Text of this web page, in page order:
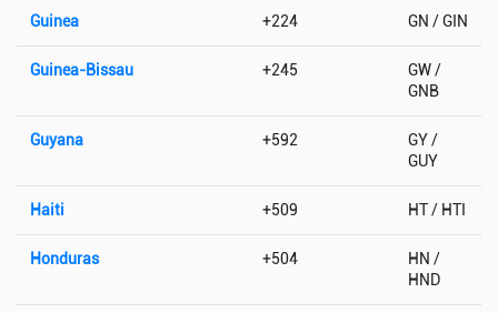
Guinea +224 GN / GIN
Guinea-Bissau +245
GW /
GNB
Guyana +592
GY /
GUY
Haiti +509 HT / HTI
Honduras +504
HN /
HND